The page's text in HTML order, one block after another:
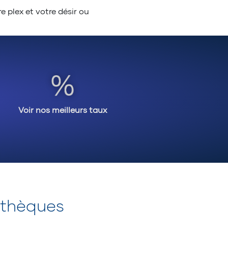
plex et votre désir ou
mise de fonds et
la réalisation de
Voir nos meilleurs taux